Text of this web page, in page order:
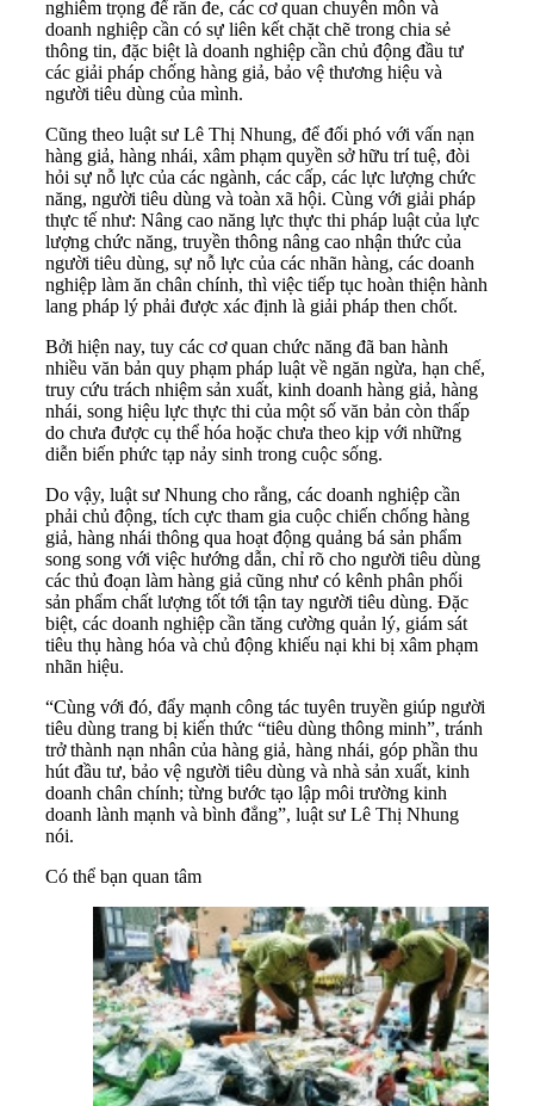
nghiêm trọng để răn đe, các cơ quan chuyên môn và
doanh nghiệp cần có sự liên kết chặt chẽ trong chia sẻ
thông tin, đặc biệt là doanh nghiệp cần chủ động đầu tư
các giải pháp chống hàng giả, bảo vệ thương hiệu và
người tiêu dùng của mình.
Cũng theo luật sư Lê Thị Nhung, để đối phó với vấn nạn
hàng giả, hàng nhái, xâm phạm quyền sở hữu trí tuệ, đòi
hỏi sự nỗ lực của các ngành, các cấp, các lực lượng chức
năng, người tiêu dùng và toàn xã hội. Cùng với giải pháp
thực tế như: Nâng cao năng lực thực thi pháp luật của lực
lượng chức năng, truyền thông nâng cao nhận thức của
người tiêu dùng, sự nỗ lực của các nhãn hàng, các doanh
nghiệp làm ăn chân chính, thì việc tiếp tục hoàn thiện hành
lang pháp lý phải được xác định là giải pháp then chốt.
Bởi hiện nay, tuy các cơ quan chức năng đã ban hành
nhiều văn bản quy phạm pháp luật về ngăn ngừa, hạn chế,
truy cứu trách nhiệm sản xuất, kinh doanh hàng giả, hàng
nhái, song hiệu lực thực thi của một số văn bản còn thấp
do chưa được cụ thể hóa hoặc chưa theo kịp với những
diễn biến phức tạp nảy sinh trong cuộc sống.
Do vậy, luật sư Nhung cho rằng, các doanh nghiệp cần
phải chủ động, tích cực tham gia cuộc chiến chống hàng
giả, hàng nhái thông qua hoạt động quảng bá sản phẩm
song song với việc hướng dẫn, chỉ rõ cho người tiêu dùng
các thủ đoạn làm hàng giả cũng như có kênh phân phối
sản phẩm chất lượng tốt tới tận tay người tiêu dùng. Đặc
biệt, các doanh nghiệp cần tăng cường quản lý, giám sát
tiêu thụ hàng hóa và chủ động khiếu nại khi bị xâm phạm
nhãn hiệu.
“Cùng với đó, đẩy mạnh công tác tuyên truyền giúp người
tiêu dùng trang bị kiến thức “tiêu dùng thông minh”, tránh
trở thành nạn nhân của hàng giả, hàng nhái, góp phần thu
hút đầu tư, bảo vệ người tiêu dùng và nhà sản xuất, kinh
doanh chân chính; từng bước tạo lập môi trường kinh
doanh lành mạnh và bình đẳng”, luật sư Lê Thị Nhung
nói.
Có thể bạn quan tâm